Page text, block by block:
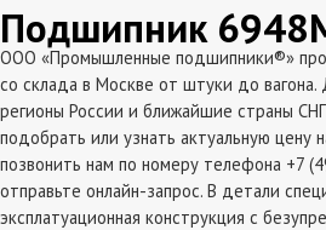
Подшипник
ООО «Промышленные подшипники®»
со склада в Москве от штуки до
регионы России и ближайшие страны
подобрать или узнать актуальную цену
позвонить нам по номеру телефона +7
отправьте онлайн-запрос. В детали
эксплатуационная конструкция с